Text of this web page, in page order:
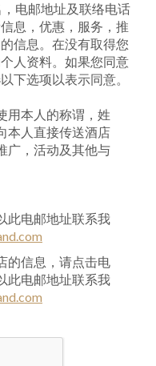
电邮地址及联络电话
息，优惠，服务，推
信息。在没有取得您
人资料。如果您同意
下选项以表示同意。
用本人的称谓，姓
本人直接传送酒店
广，活动及其他与
此电邮地址联系我
的信息，请点击电
此电邮地址联系我